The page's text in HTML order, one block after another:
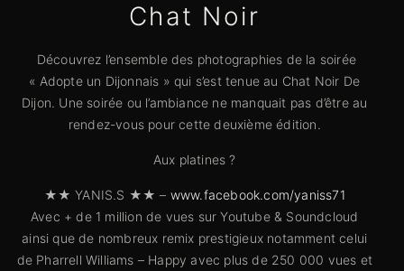
Chat Noir
Découvrez l’ensemble des photographies de la soirée
« Adopte un Dijonnais » qui s’est tenue au Chat Noir De
Dijon. Une soirée ou l’ambiance ne manquait pas d’être au
rendez-vous pour cette deuxième édition.
Aux platines ?
★★ YANIS.S ★★ – www.facebook.com/yaniss71
Avec + de 1 million de vues sur Youtube & Soundcloud
ainsi que de nombreux remix prestigieux notamment celui
de Pharrell Williams – Happy avec plus de 250 000 vues et